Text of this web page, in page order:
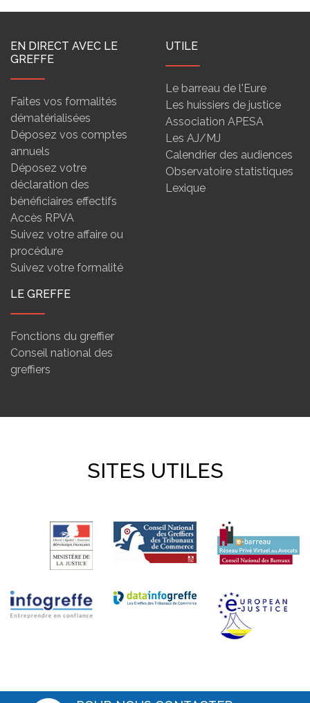
EN DIRECT AVEC LE
GREFFE
Faites vos formalités
dématérialisées
Déposez vos comptes
annuels
Déposez votre
déclaration des
bénéficiaires effectifs
Accès RPVA
Suivez votre affaire ou
procédure
Suivez votre formalité
UTILE
Le barreau de l'Eure
Les huissiers de justice
Association APESA
Les AJ/MJ
Calendrier des audiences
Observatoire statistiques
Lexique
LE GREFFE
Fonctions du greffier
Conseil national des
greffiers
SITES UTILES